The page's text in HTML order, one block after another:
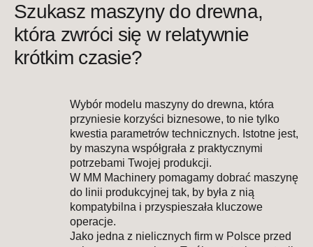
Szukasz maszyny do drewna,
która zwróci się w relatywnie
krótkim czasie?
Wybór modelu maszyny do drewna, która
przyniesie korzyści biznesowe, to nie tylko
kwestia parametrów technicznych. Istotne jest,
by maszyna współgrała z praktycznymi
potrzebami Twojej produkcji.
W MM Machinery pomagamy dobrać maszynę
do linii produkcyjnej tak, by była z nią
kompatybilna i przyspieszała kluczowe
operacje.
Jako jedna z nielicznych firm w Polsce przed